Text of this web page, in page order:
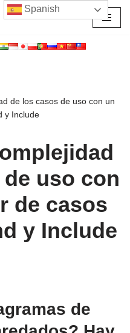
de los casos de uso con un
y Include
uso con
de casos
y Include
de
Spanish